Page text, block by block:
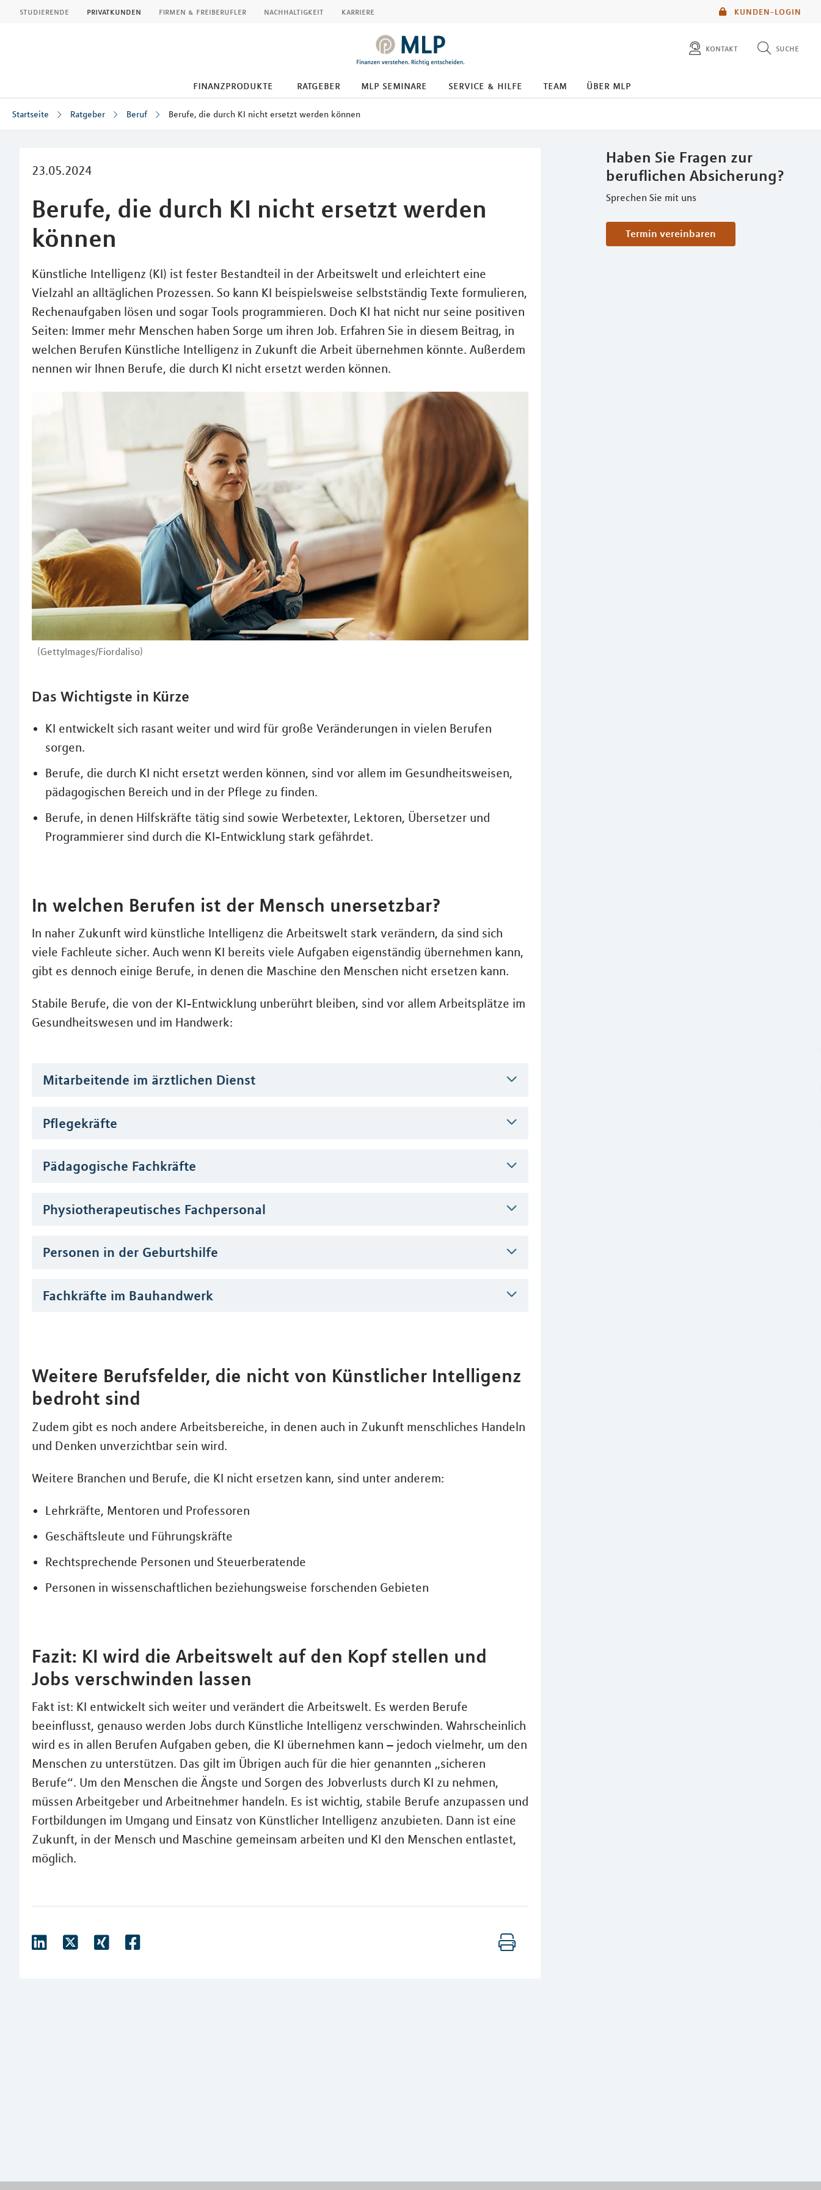
KUNDEN-LOGIN
studierende privatkunden firmen & freiberufler nachhaltigkeit karriere
kontakt suche
finanzprodukte ratgeber mlp seminare service & hilfe team über mlp
Startseite Ratgeber Beruf Berufe, die durch KI nicht ersetzt werden können
23.05.2024
Berufe, die durch KI nicht ersetzt werden
können
Künstliche Intelligenz (KI) ist fester Bestandteil in der Arbeitswelt und erleichtert eine
Vielzahl an alltäglichen Prozessen. So kann KI beispielsweise selbstständig Texte formulieren,
Rechenaufgaben lösen und sogar Tools programmieren. Doch KI hat nicht nur seine positiven
Seiten: Immer mehr Menschen haben Sorge um ihren Job. Erfahren Sie in diesem Beitrag, in
welchen Berufen Künstliche Intelligenz in Zukunft die Arbeit übernehmen könnte. Außerdem
nennen wir Ihnen Berufe, die durch KI nicht ersetzt werden können.
(GettyImages/Fiordaliso)
Haben Sie Fragen zur
beruflichen Absicherung?
Sprechen Sie mit uns
Termin vereinbaren
Das Wichtigste in Kürze
KI entwickelt sich rasant weiter und wird für große Veränderungen in vielen Berufen
sorgen.
Berufe, die durch KI nicht ersetzt werden können, sind vor allem im Gesundheitsweisen,
pädagogischen Bereich und in der Pflege zu finden.
Berufe, in denen Hilfskräfte tätig sind sowie Werbetexter, Lektoren, Übersetzer und
Programmierer sind durch die KI-Entwicklung stark gefährdet.
In welchen Berufen ist der Mensch unersetzbar?
In naher Zukunft wird künstliche Intelligenz die Arbeitswelt stark verändern, da sind sich
viele Fachleute sicher. Auch wenn KI bereits viele Aufgaben eigenständig übernehmen kann,
gibt es dennoch einige Berufe, in denen die Maschine den Menschen nicht ersetzen kann.
Stabile Berufe, die von der KI-Entwicklung unberührt bleiben, sind vor allem Arbeitsplätze im
Gesundheitswesen und im Handwerk:
Mitarbeitende im ärztlichen Dienst
Pflegekräfte
Pädagogische Fachkräfte
Physiotherapeutisches Fachpersonal
Personen in der Geburtshilfe
Fachkräfte im Bauhandwerk
Weitere Berufsfelder, die nicht von Künstlicher Intelligenz
bedroht sind
Zudem gibt es noch andere Arbeitsbereiche, in denen auch in Zukunft menschliches Handeln
und Denken unverzichtbar sein wird.
Weitere Branchen und Berufe, die KI nicht ersetzen kann, sind unter anderem:
Lehrkräfte, Mentoren und Professoren
Geschäftsleute und Führungskräfte
Rechtsprechende Personen und Steuerberatende
Personen in wissenschaftlichen beziehungsweise forschenden Gebieten
Fazit: KI wird die Arbeitswelt auf den Kopf stellen und
Jobs verschwinden lassen
Fakt ist: KI entwickelt sich weiter und verändert die Arbeitswelt. Es werden Berufe
beeinflusst, genauso werden Jobs durch Künstliche Intelligenz verschwinden. Wahrscheinlich
wird es in allen Berufen Aufgaben geben, die KI übernehmen kann – jedoch vielmehr, um den
Menschen zu unterstützen. Das gilt im Übrigen auch für die hier genannten „sicheren
Berufe“. Um den Menschen die Ängste und Sorgen des Jobverlusts durch KI zu nehmen,
müssen Arbeitgeber und Arbeitnehmer handeln. Es ist wichtig, stabile Berufe anzupassen und
Fortbildungen im Umgang und Einsatz von Künstlicher Intelligenz anzubieten. Dann ist eine
Zukunft, in der Mensch und Maschine gemeinsam arbeiten und KI den Menschen entlastet,
möglich.